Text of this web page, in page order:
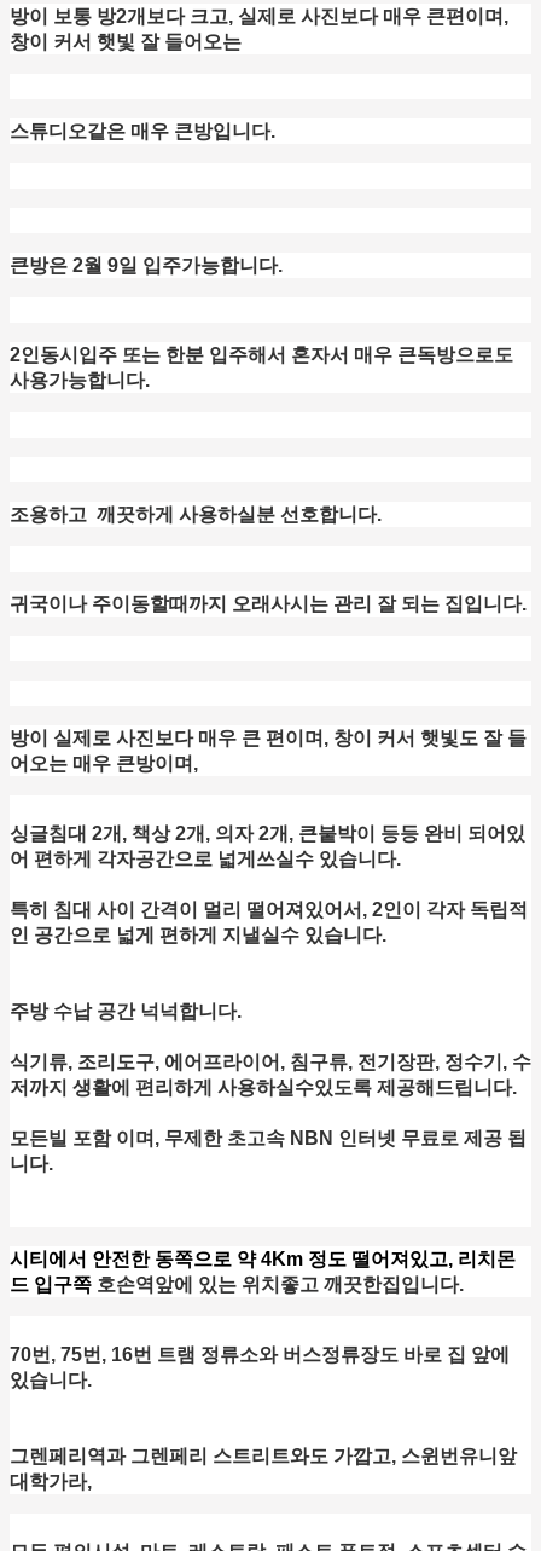
방이 보통 방2개보다 크고, 실제로 사진보다 매우 큰편이며,
창이 커서 햇빛 잘 들어오는
스튜디오같은 매우 큰방입니다.
큰방은 2월 9일 입주가능합니다.
2인동시입주 또는 한분 입주해서 혼자서 매우 큰독방으로도
사용가능합니다.
조용하고 깨끗하게 사용하실분 선호합니다.
귀국이나 주이동할때까지 오래사시는 관리 잘 되는 집입니다.
방이 실제로 사진보다 매우 큰 편이며, 창이 커서 햇빛도 잘 들
어오는 매우 큰방이며,
싱글침대 2개, 책상 2개, 의자 2개, 큰붙박이 등등 완비 되어있
어 편하게 각자공간으로 넓게쓰실수 있습니다.
특히 침대 사이 간격이 멀리 떨어져있어서, 2인이 각자 독립적
인 공간으로 넓게 편하게 지낼실수 있습니다.
주방 수납 공간 넉넉합니다.
식기류, 조리도구, 에어프라이어, 침구류, 전기장판, 정수기, 수
저까지 생활에 편리하게 사용하실수있도록 제공해드립니다.
모든빌 포함 이며, 무제한 초고속 NBN 인터넷 무료로 제공 됩
니다.
시티에서 안전한 동쪽으로 약 4Km 정도 떨어져있고, 리치몬
드 입구쪽 호손역앞에 있는 위치좋고 깨끗한집입니다.
70번, 75번, 16번 트램 정류소와 버스정류장도 바로 집 앞에
있습니다.
그렌페리역과 그렌페리 스트리트와도 가깝고, 스윈번유니앞
대학가라,